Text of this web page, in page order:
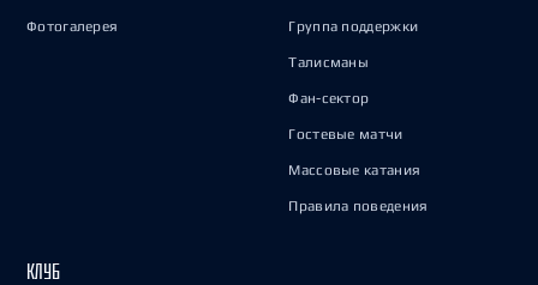
Фотогалерея Группа поддержки
Талисманы
Фан-сектор
Гостевые матчи
Массовые катания
Правила поведения
КЛУБ